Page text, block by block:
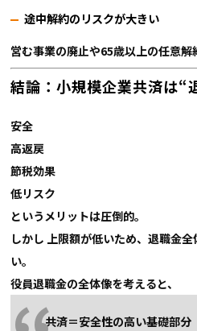
途中解約のリスクが大きい
営む事業の廃止や65歳以上の任意解
結論：小規模企業共済は“
安全
高返戻
節税効果
低リスク
というメリットは圧倒的。
しかし 上限額が低いため、退職金
い。
役員退職金の全体像を考えると、
共済＝安全性の高い基礎部分